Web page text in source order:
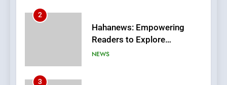
How Hahanews Became a
Popular Choice Among